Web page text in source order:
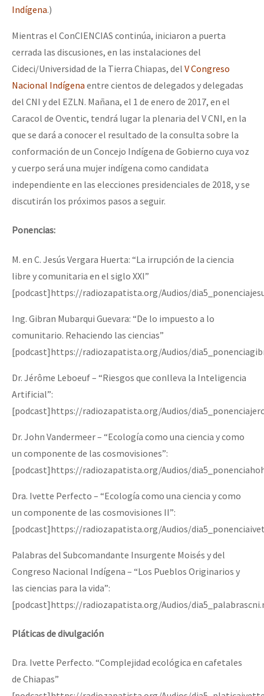
Indígena.)
Mientras el ConCIENCIAS continúa, iniciaron a puerta
cerrada las discusiones, en las instalaciones del
Cideci/Universidad de la Tierra Chiapas, del V Congreso
Nacional Indígena entre cientos de delegados y delegadas
del CNI y del EZLN. Mañana, el 1 de enero de 2017, en el
Caracol de Oventic, tendrá lugar la plenaria del V CNI, en la
que se dará a conocer el resultado de la consulta sobre la
conformación de un Concejo Indígena de Gobierno cuya voz
y cuerpo será una mujer indígena como candidata
independiente en las elecciones presidenciales de 2018, y se
discutirán los próximos pasos a seguir.
Ponencias:
M. en C. Jesús Vergara Huerta: “La irrupción de la ciencia
libre y comunitaria en el siglo XXI”
[podcast]https://radiozapatista.org/Audios/
Ing. Gibran Mubarqui Guevara: “De lo impuesto a lo
comunitario. Rehaciendo las ciencias”
[podcast]https://radiozapatista.org/Audios/
Dr. Jérôme Leboeuf – “Riesgos que conlleva la Inteligencia
Artificial”:
[podcast]https://radiozapatista.org/Audios/
Dr. John Vandermeer – “Ecología como una ciencia y como
un componente de las cosmovisiones”:
[podcast]https://radiozapatista.org/Audios/
Dra. Ivette Perfecto – “Ecología como una ciencia y como
un componente de las cosmovisiones II”:
[podcast]https://radiozapatista.org/Audios/
Palabras del Subcomandante Insurgente Moisés y del
Congreso Nacional Indígena – “Los Pueblos Originarios y
las ciencias para la vida”:
[podcast]https://radiozapatista.org/Audios/
Pláticas de divulgación
Dra. Ivette Perfecto. “Complejidad ecológica en cafetales
de Chiapas”